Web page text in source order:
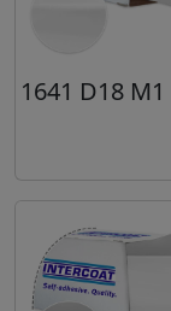
1641 D18 M1